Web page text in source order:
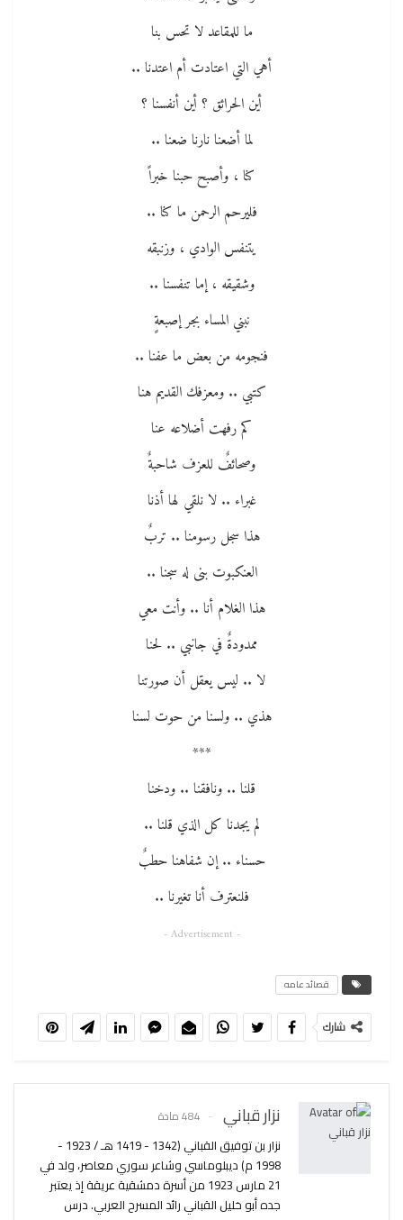
ما للمقاعد لا تحس بنا
أهي التي اعتادت أم اعتدنا ..
أين الحرائق ؟ أين أنفسنا ؟
لما أضعنا نارنا ضعنا ..
كنا ، وأصبح حبنا خبراً
فليرحم الرحمن ما كنا ..
يتنفس الوادي ، وزنبقه
وشقيقه ، إما تنفسنا ..
نبني المساء بجر إصبعةٍ
فنجومه من بعض ما عفنا ..
كتبي .. ومعزفك القديم هنا
كم رفهت أضلاعه عنا
وصحائفٌ للعزف شاحبةٌ
غبراء .. لا نلقي لها أذنا
هذا سجل رسومنا .. تربٌ
العنكبوت بنى له سجنا ..
هذا الغلام أنا .. وأنت معي
ممدودةٌ في جانبي .. لحنا
لا .. ليس يعقل أن صورتنا
هذي .. ولسنا من حوت لسنا
***
قلنا .. ونافقنا .. ودخنا
لم يجدنا كل الذي قلنا ..
حسناء .. إن شفاهنا حطبٌ
فلنعترف أنا تغيرنا ..
- Advertisement -
قصائد عامه
شارك
نزار قباني 484 مادة
نزار بن توفيق القباني (1342 - 1419 هـ / 1923 -
1998 م) ديبلوماسي وشاعر سوري معاصر، ولد في
21 مارس 1923 من أسرة دمشقية عريقة إذ يعتبر
جده أبو خليل القباني رائد المسرح العربي. درس